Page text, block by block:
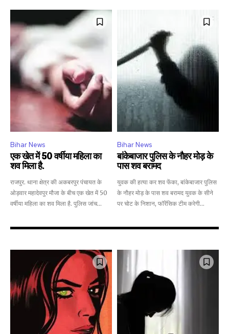
Join our community of
SUBSCRIBERS and be part of the
conversation.
To subscribe, simply enter your email address on our website
or click the subscribe button below. Don't worry, we respect
Bihar News
एक खेत में 50 वर्षीया महिला का
शव मिला है.
राजपुर. थाना क्षेत्र की अकबरपुर पंचायत के
ओड़वार महादेवपुर मौजा के बीच एक खेत में 50
वर्षीया महिला का शव मिला है. पुलिस जांच...
Bihar News
बांकेबाजार पुलिस के नौहर मोड़ के
पास शव बरामद
युवक की हत्या कर शव फेंका, बांकेबाजार पुलिस
के नौहर मोड़ के पास शव बरामद युवक के सीने
पर चोट के निशान, फॉरेंसिक टीम करेगी...